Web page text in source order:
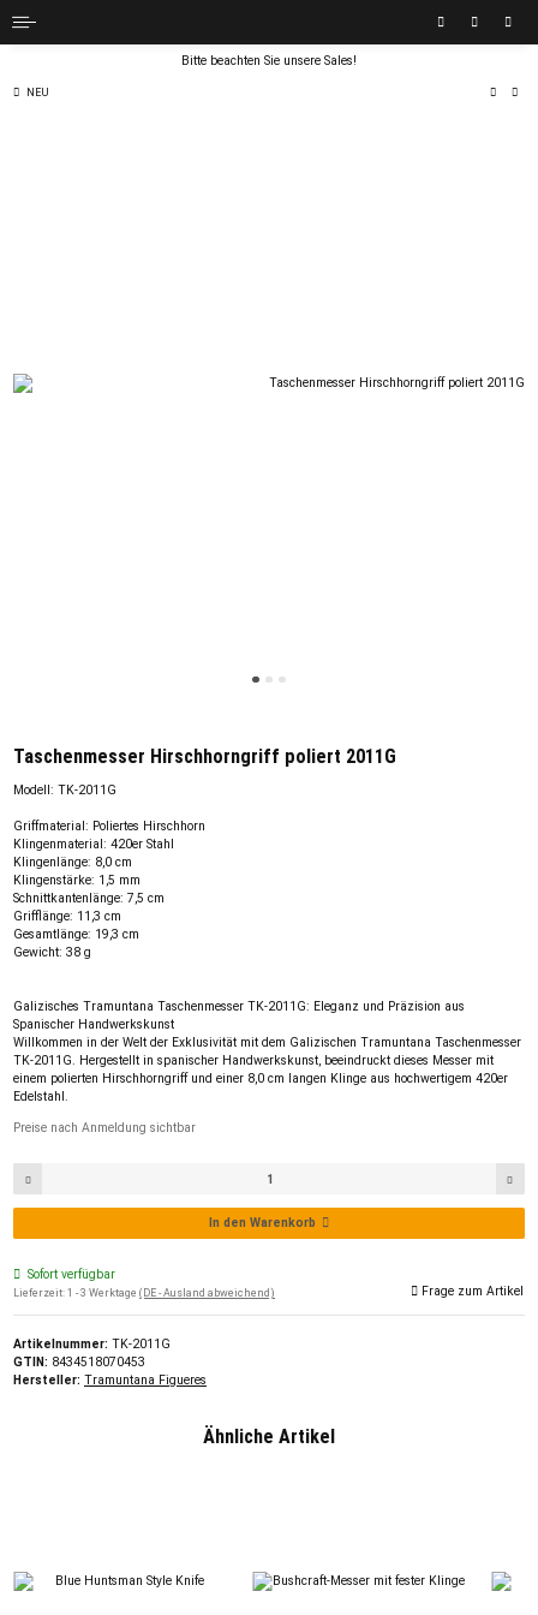
Bitte beachten Sie unsere Sales!
NEU
Taschenmesser Hirschhorngriff poliert 2011G
Modell: TK-2011G
Griffmaterial: Poliertes Hirschhorn
Klingenmaterial: 420er Stahl
Klingenlänge: 8,0 cm
Klingenstärke: 1,5 mm
Schnittkantenlänge: 7,5 cm
Grifflänge: 11,3 cm
Gesamtlänge: 19,3 cm
Gewicht: 38 g
Galizisches Tramuntana Taschenmesser TK-2011G: Eleganz und Präzision aus
Spanischer Handwerkskunst
Willkommen in der Welt der Exklusivität mit dem Galizischen Tramuntana Taschenmesser
TK-2011G. Hergestellt in spanischer Handwerkskunst, beeindruckt dieses Messer mit
einem polierten Hirschhorngriff und einer 8,0 cm langen Klinge aus hochwertigem 420er
Edelstahl.
Preise nach Anmeldung sichtbar
In den Warenkorb
Sofort verfügbar
Lieferzeit: 1 - 3 Werktage (DE - Ausland abweichend) Frage zum Artikel
Artikelnummer: TK-2011G
GTIN: 8434518070453
Hersteller: Tramuntana Figueres
Ähnliche Artikel